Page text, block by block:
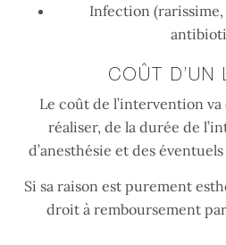
Infection
COÛT D’UN
Le coût de l’intervention va
réaliser, de la durée de
d’anesthésie et des
Si sa raison est purement
droit à remboursement